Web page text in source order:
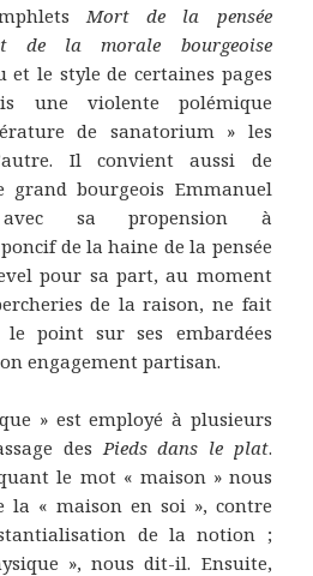
Mort de la pensée
de la morale bourgeoise
et le style de certaines pages
une violente polémique
de sanatorium » les
Il convient aussi de
bourgeois Emmanuel
sa propension à
de la haine de la pensée
pour sa part, au moment
de la raison, ne fait
le point sur ses embardées
engagement partisan.
» est employé à plusieurs
des Pieds dans le plat.
le mot « maison » nous
la « maison en soi », contre
de la notion ;
», nous dit-il. Ensuite,